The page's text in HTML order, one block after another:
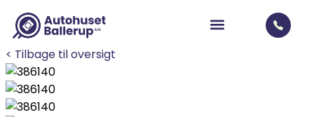
< Tilbage til oversigt